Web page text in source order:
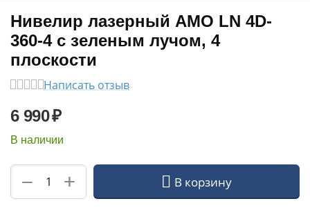
Нивелир лазерный AMO LN 4D-
360-4 с зеленым лучом, 4
плоскости
Написать отзыв
6 990₽
В наличии
+
− В корзину